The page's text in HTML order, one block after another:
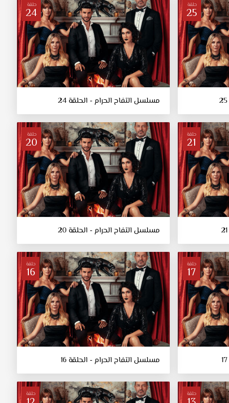
حلقة
25
حلقة
24
مسلسل التفاح الحرام - الحلقة 24
حلقة
21
حلقة
20
مسلسل التفاح الحرام - الحلقة 20
حلقة
17
حلقة
16
مسلسل التفاح الحرام - الحلقة 16
حلقة حلقة